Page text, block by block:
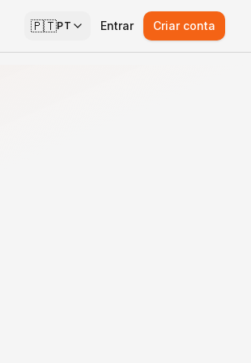
🇵🇹PT Entrar Criar conta